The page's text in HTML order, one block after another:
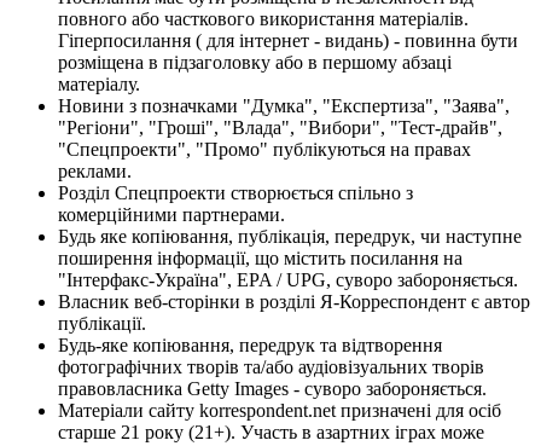
повного або часткового використання матеріалів.
Гіперпосилання ( для інтернет - видань) - повинна бути
розміщена в підзаголовку або в першому абзаці
матеріалу.
Новини з позначками "Думка", "Експертиза", "Заява",
"Регіони", "Гроші", "Влада", "Вибори", "Тест-драйв",
"Спецпроекти", "Промо" публікуються на правах
реклами.
Розділ Спецпроекти створюється спільно з
комерційними партнерами.
Будь яке копіювання, публікація, передрук, чи наступне
поширення інформації, що містить посилання на
"Інтерфакс-Україна", EPA / UPG, суворо забороняється.
Власник веб-сторінки в розділі Я-Корреспондент є автор
публікації.
Будь-яке копіювання, передрук та відтворення
фотографічних творів та/або аудіовізуальних творів
правовласника Getty Images - суворо забороняється.
Матеріали сайту korrespondent.net призначені для осіб
старше 21 року (21+). Участь в азартних іграх може